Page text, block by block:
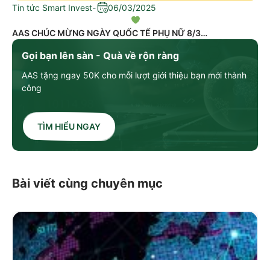
Gọi bạn lên sàn - Quà về rộn ràng
AAS tặng ngay 50K cho mỗi lượt giới thiệu bạn mới thành
công
TÌM HIỂU NGAY
Tin tức Smart Invest- 06/03/2025
AAS CHÚC MỪNG NGÀY QUỐC TẾ PHỤ NỮ 8/3
Bài viết cùng chuyên mục